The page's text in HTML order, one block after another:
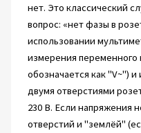
нет. Это классический
вопрос: «нет фазы в
использовании
измерения
обозначается как "V~")
двумя отверстиями
230 В. Если напряжения
отверстий и "землёй"